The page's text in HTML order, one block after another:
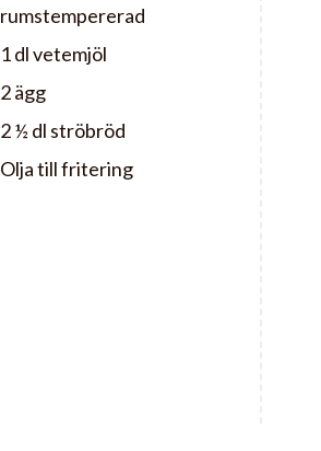
rumstempererad
1 dl vetemjöl
2 ägg
2 ½ dl ströbröd
Olja till fritering